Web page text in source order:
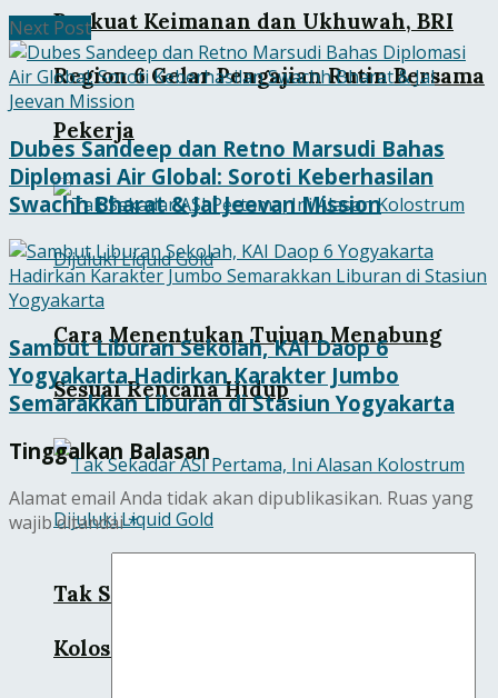
Perkuat Keimanan dan Ukhuwah, BRI
Region 6 Gelar Pengajian Rutin Bersama
Pekerja
Cara Menentukan Tujuan Menabung
Sesuai Rencana Hidup
Tak Sekadar ASI Pertama, Ini Alasan
Kolostrum Dijuluki Liquid Gold
Next Post
Dubes Sandeep dan Retno Marsudi Bahas
Diplomasi Air Global: Soroti Keberhasilan
Swachh Bharat & Jal Jeevan Mission
Sambut Liburan Sekolah, KAI Daop 6
Yogyakarta Hadirkan Karakter Jumbo
Semarakkan Liburan di Stasiun Yogyakarta
Tinggalkan Balasan
Alamat email Anda tidak akan dipublikasikan. Ruas yang
wajib ditandai*